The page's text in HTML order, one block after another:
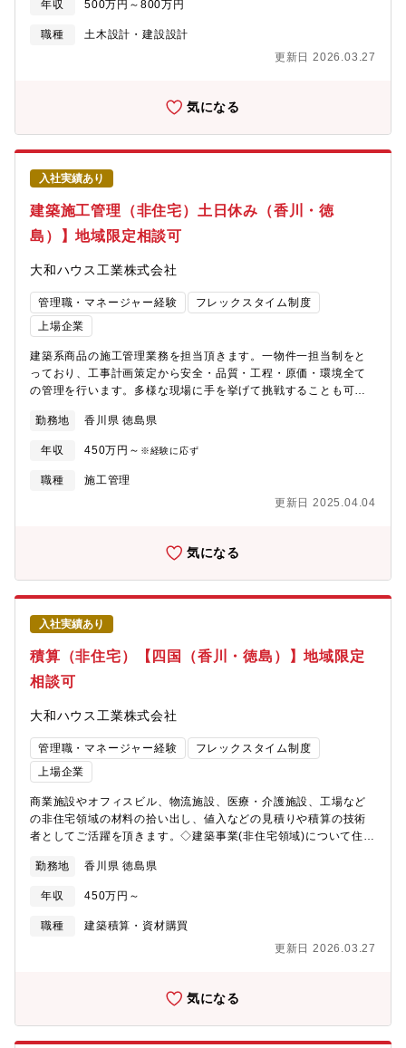
超え今や住宅領域と互角に並ぶまでの事業成長を見せています。
《おすすめポイント》★複合商業施設や医療施設、物流施設など
年収 500万円～800万円
職種
土木設計・建設設計
更新日 2026.03.27
気になる
入社実績あり
建築施工管理（非住宅）土日休み（香川・徳
島）】地域限定相談可
大和ハウス工業株式会社
管理職・マネージャー経験
フレックスタイム制度
上場企業
建築系商品の施工管理業務を担当頂きます。一物件一担当制をと
っており、工事計画策定から安全・品質・工程・原価・環境全て
の管理を行います。多様な現場に手を挙げて挑戦することも可能
設、オフィスビル、物流施設、医療・介護施設、工場など、急成
長している非住宅領域の案件。◇建築事業(非住宅領域)について…
住宅メーカーとして知られる大和ハウス工業ですが、非住宅事業
の売り上げは2兆円規模。今や住宅領域と互角に並ぶまでの事業成
オフィスビル、物流施設、医療・介護施設、工場などの施工管理
などの大規模物件など幅広い建築物に携われます。
勤務地 香川県 徳島県
年収 450万円～ ※経験に応ず
職種
施工管理
更新日 2025.04.04
気になる
入社実績あり
積算（非住宅）【四国（香川・徳島）】地域限定
相談可
大和ハウス工業株式会社
管理職・マネージャー経験
フレックスタイム制度
上場企業
商業施設やオフィスビル、物流施設、医療・介護施設、工場など
の非住宅領域の材料の拾い出し、値入などの見積りや積算の技術
者としてご活躍を頂きます。◇建築事業(非住宅領域)について住宅
り上げの6割を超え今や住宅領域と互角に並ぶまでの事業成長を見
せています。《おすすめポイント》★複合商業施設や医療施設、
物流施設などの大規模物件など幅広い建築物に携われます。～大
和ハウスグループの事業領域～
勤務地 香川県 徳島県
年収 450万円～
職種
建築積算・資材購買
更新日 2026.03.27
気になる